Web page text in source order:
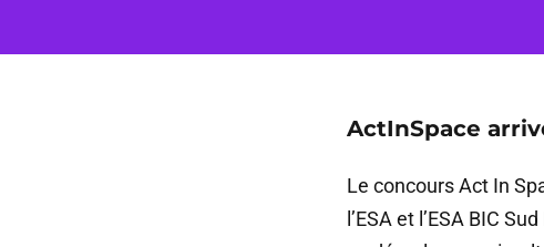
ActInSpace
Le concours Act In
l’ESA et l’ESA BIC